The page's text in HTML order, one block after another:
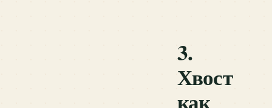
3.
Хвост
как